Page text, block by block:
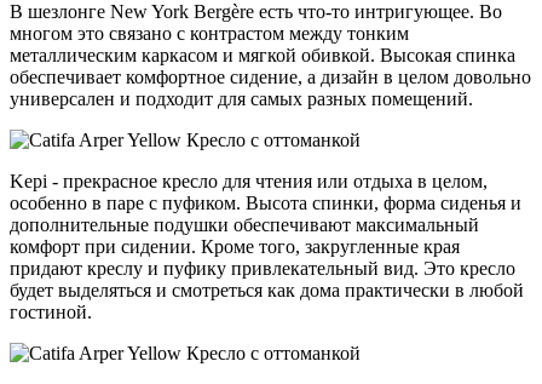
В шезлонге New York Bergère есть что-то интригующее. Во
многом это связано с контрастом между тонким
металлическим каркасом и мягкой обивкой. Высокая спинка
обеспечивает комфортное сидение, а дизайн в целом довольно
универсален и подходит для самых разных помещений.
Kepi - прекрасное кресло для чтения или отдыха в целом,
особенно в паре с пуфиком. Высота спинки, форма сиденья и
дополнительные подушки обеспечивают максимальный
комфорт при сидении. Кроме того, закругленные края
придают креслу и пуфику привлекательный вид. Это кресло
будет выделяться и смотреться как дома практически в любой
гостиной.